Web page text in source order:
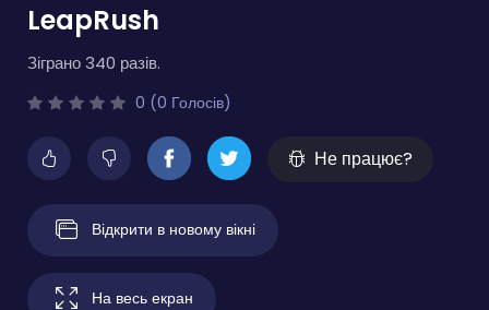
LeapRush
Зіграно 340 разів.
0 (0 Голосів)
Не працює?
Відкрити в новому вікні
На весь екран